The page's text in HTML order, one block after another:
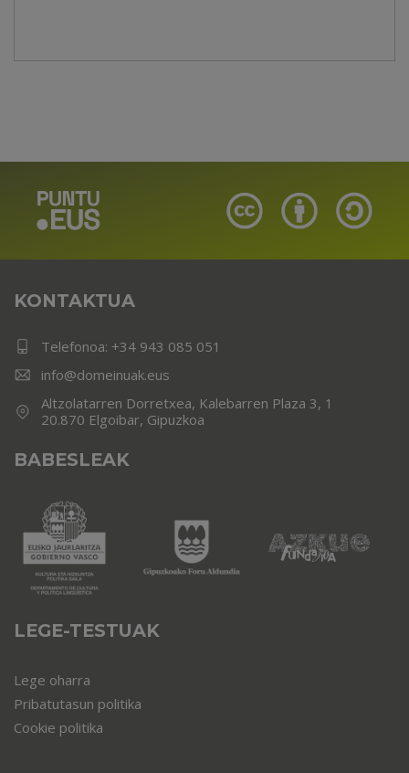
KONTAKTUA
Telefonoa: +34 943 085 051
info@domeinuak.eus
Altzolatarren Dorretxea, Kalebarren Plaza 3, 1
20.870 Elgoibar, Gipuzkoa
BABESLEAK
LEGE-TESTUAK
Lege oharra
Pribatutasun politika
Cookie politika